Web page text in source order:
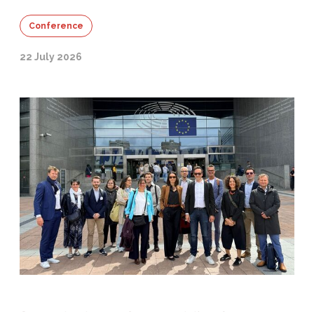
Conference
22 July 2026